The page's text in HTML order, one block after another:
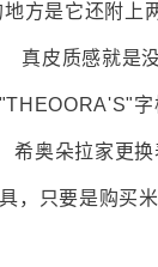
地方是它还附上
真皮质感就是
希奥朵拉家更
，只要是购买